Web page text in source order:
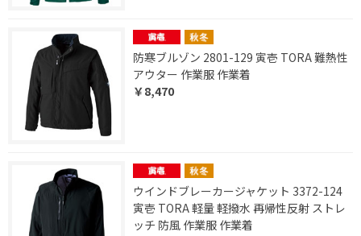
防寒ブルゾン 2801-129 寅壱 TORA 難熱性
アウター 作業服 作業着
￥8,470
ウインドブレーカージャケット 3372-124
寅壱 TORA 軽量 軽撥水 再帰性反射 ストレ
ッチ 防風 作業服 作業着